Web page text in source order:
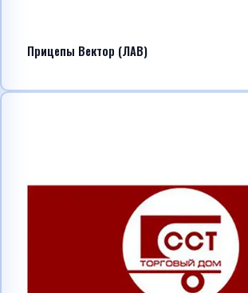
Прицепы Вектор (ЛАВ)